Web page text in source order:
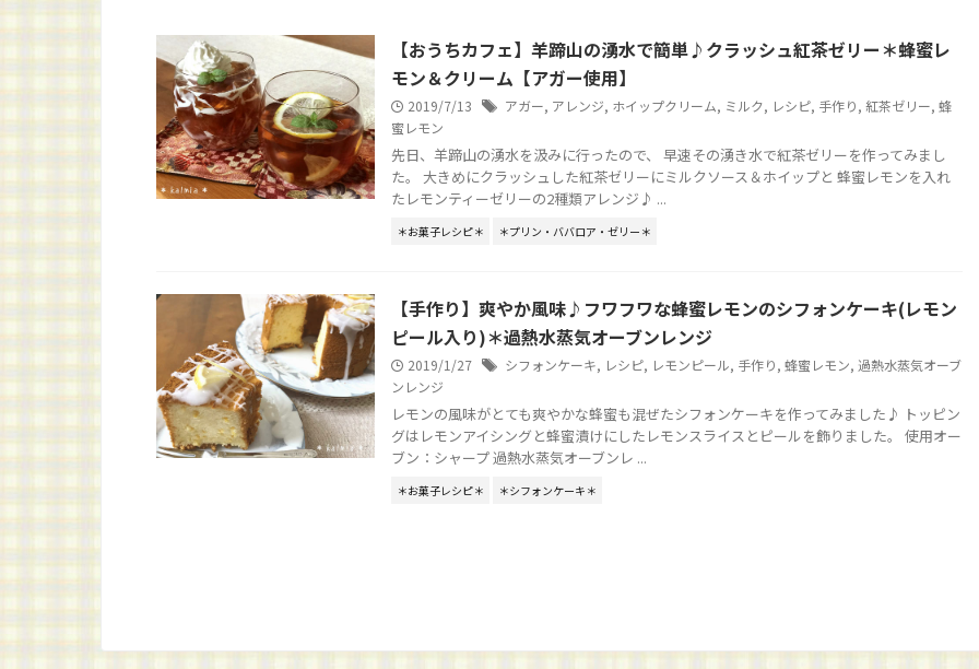
【おうちカフェ】羊蹄山の湧水で簡単♪クラッシュ紅茶ゼリー＊蜂蜜レ
モン＆クリーム【アガー使用】
2019/7/13 アガー, アレンジ, ホイップクリーム, ミルク, レシピ, 手作り, 紅茶ゼリー, 蜂
蜜レモン
先日、羊蹄山の湧水を汲みに行ったので、 早速その湧き水で紅茶ゼリーを作ってみまし
た。 大きめにクラッシュした紅茶ゼリーにミルクソース＆ホイップと 蜂蜜レモンを入れ
たレモンティーゼリーの2種類アレンジ♪ ...
＊お菓子レシピ＊ ＊プリン・ババロア・ゼリー＊
【手作り】爽やか風味♪フワフワな蜂蜜レモンのシフォンケーキ(レモン
ピール入り)＊過熱水蒸気オーブンレンジ
2019/1/27 シフォンケーキ, レシピ, レモンピール, 手作り, 蜂蜜レモン, 過熱水蒸気オーブ
ンレンジ
レモンの風味がとても爽やかな蜂蜜も混ぜたシフォンケーキを作ってみました♪ トッピン
グはレモンアイシングと蜂蜜漬けにしたレモンスライスとピールを飾りました。 使用オー
ブン：シャープ 過熱水蒸気オーブンレ ...
＊お菓子レシピ＊ ＊シフォンケーキ＊